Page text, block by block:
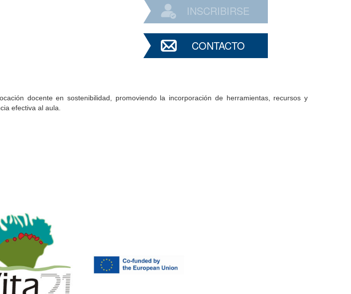
INSCRIBIRSE
CONTACTO
docente en sostenibilidad, promoviendo la incorporación de herramientas, recursos y
efectiva al aula.